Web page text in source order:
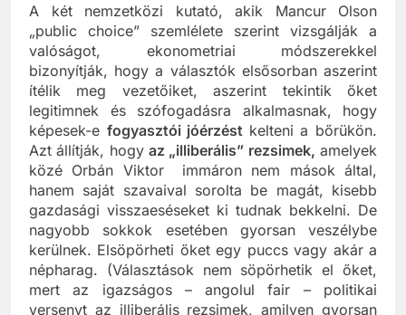
A két nemzetközi kutató, akik Mancur Olson
„public choice” szemlélete szerint vizsgálják a
valóságot, ekonometriai módszerekkel
bizonyítják, hogy a választók elsősorban aszerint
ítélik meg vezetőiket, aszerint tekintik őket
legitimnek és szófogadásra alkalmasnak, hogy
képesek-e fogyasztói jóérzést kelteni a bőrükön.
Azt állítják, hogy az „illiberális” rezsimek, amelyek
közé Orbán Viktor immáron nem mások által,
hanem saját szavaival sorolta be magát, kisebb
gazdasági visszaeséseket ki tudnak bekkelni. De
nagyobb sokkok esetében gyorsan veszélybe
kerülnek. Elsöpörheti őket egy puccs vagy akár a
népharag. (Választások nem söpörhetik el őket,
mert az igazságos – angolul fair – politikai
versenyt az illiberális rezsimek, amilyen gyorsan